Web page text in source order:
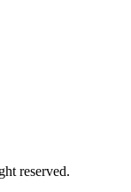
reserved.